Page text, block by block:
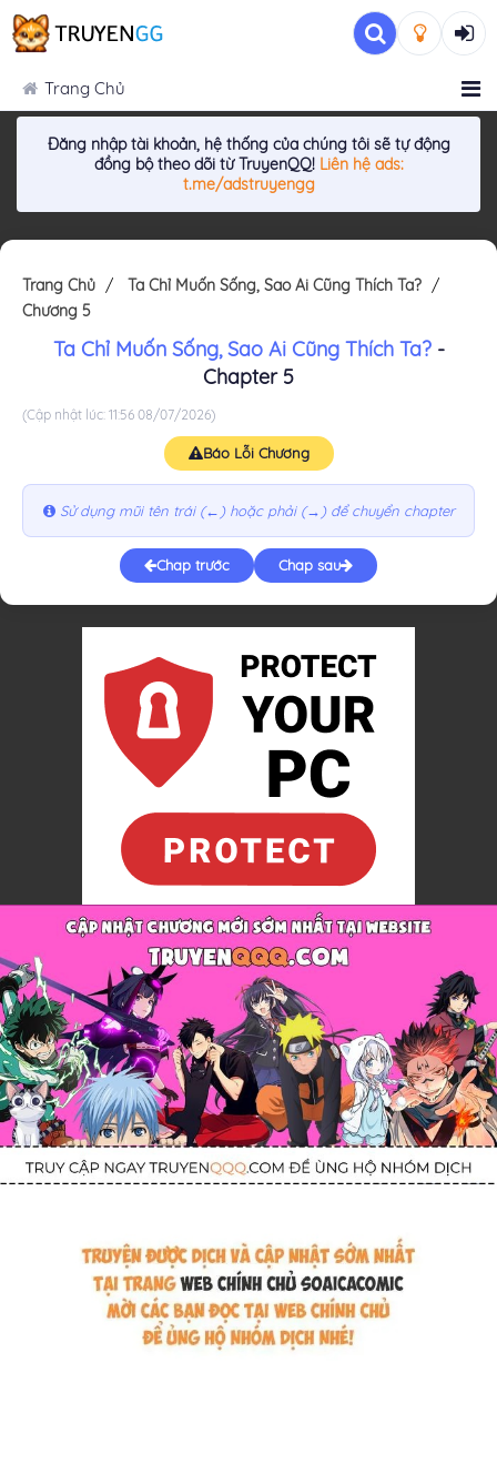
Trang Chủ
Đăng nhập tài khoản, hệ thống của chúng tôi sẽ tự động
đồng bộ theo dõi từ TruyenQQ! Liên hệ ads:
t.me/adstruyengg
Trang Chủ
Ta Chỉ Muốn Sống, Sao Ai Cũng Thích Ta?
Chương 5
Ta Chỉ Muốn Sống, Sao Ai Cũng Thích Ta?-
Chapter 5
(Cập nhật lúc: 11:56 08/07/2026)
Báo Lỗi Chương
Sử dụng mũi tên trái (←) hoặc phải (→) để chuyển chapter
Chap trước Chap sau